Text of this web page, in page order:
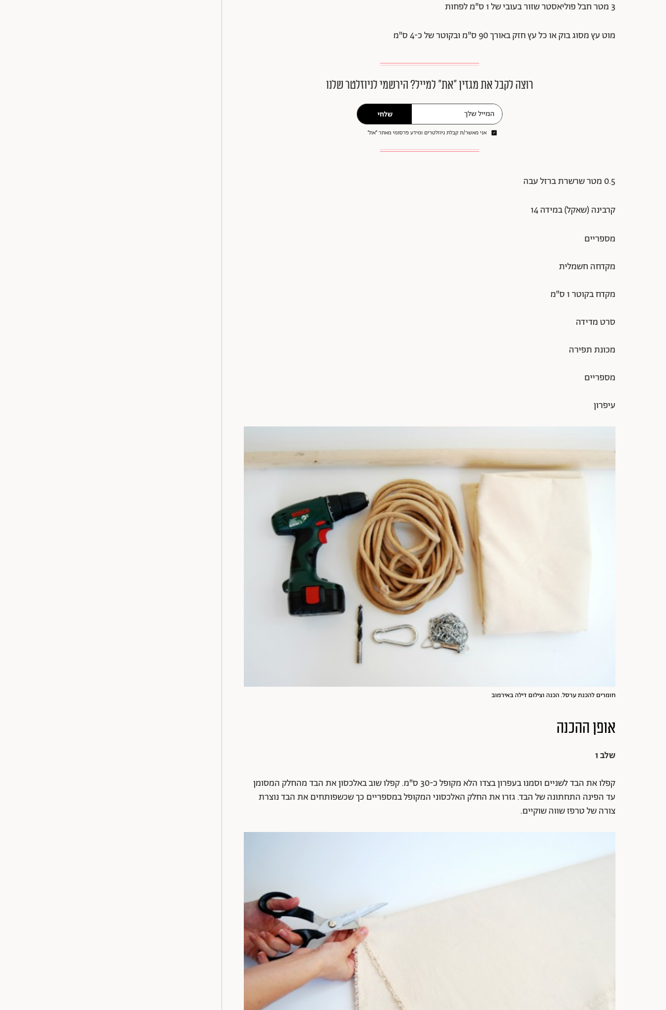
3 מטר חבל פוליאסטר שזור בעובי של 1 ס"מ לפחות
מוט עץ מסוג בוק או כל עץ חזק באורך 90 ס"מ ובקוטר של כ-4 ס"מ
רוצה לקבל את מגזין ״את״ למייל? הירשמי לניוזלטר שלנו
שלחי
אני מאשר/ת קבלת ניוזלטרים ומידע פרסומי מאתר ״את״
0.5 מטר שרשרת ברזל עבה
קרבינה (שאקל) במידה 14
מספריים
מקדחה חשמלית
מקדח בקוטר 1 ס"מ
סרט מדידה
מכונת תפירה
מספריים
עיפרון
חומרים להכנת ערסל. הכנה וצילום דילה באירמוב
אופן ההכנה
שלב 1
קפלו את הבד לשניים וסמנו בעפרון בצדו הלא מקופל כ-30 ס"מ. קפלו שוב באלכסון את הבד מהחלק המסומן
עד הפינה התחתונה של הבד. גזרו את החלק האלכסוני המקופל במספריים כך שכשפותחים את הבד נוצרת
צורה של טרפז שווה שוקיים.